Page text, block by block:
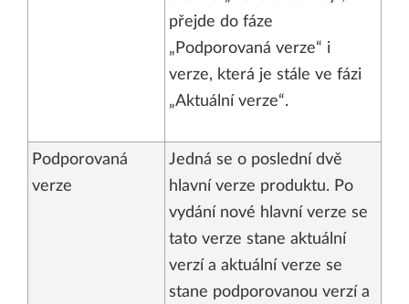
přejde do fáze
„Podporovaná verze“ i
verze, která je stále ve fázi
„Aktuální verze“.
Podporovaná
verze
Jedná se o poslední dvě
hlavní verze produktu. Po
vydání nové hlavní verze se
tato verze stane aktuální
verzí a aktuální verze se
stane podporovanou verzí a